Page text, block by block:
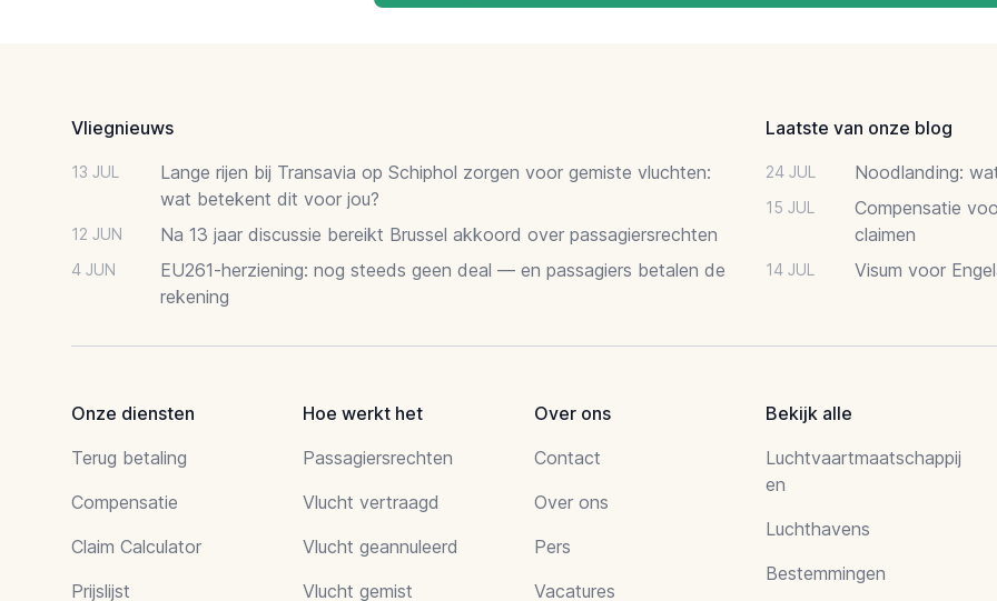
Vliegnieuws
13 JUL
Lange rijen bij Transavia op Schiphol zorgen voor gemiste vluchten:
wat betekent dit voor jou?
12 JUN Na 13 jaar discussie bereikt Brussel akkoord over passagiersrechten
4 JUN
EU261-herziening: nog steeds geen deal — en passagiers betalen de
rekening
Laatste van onze blog
24 JUL Noodlanding:
15 JUL
Compensatie
claimen
14 JUL Visum voor
Onze diensten
Terug betaling
Compensatie
Claim Calculator
Prijslijst
Hoe werkt het
Passagiersrechten
Vlucht vertraagd
Vlucht geannuleerd
Vlucht gemist
Over ons
Contact
Over ons
Pers
Vacatures
Bekijk alle
Luchtvaartmaatschappij
en
Luchthavens
Bestemmingen